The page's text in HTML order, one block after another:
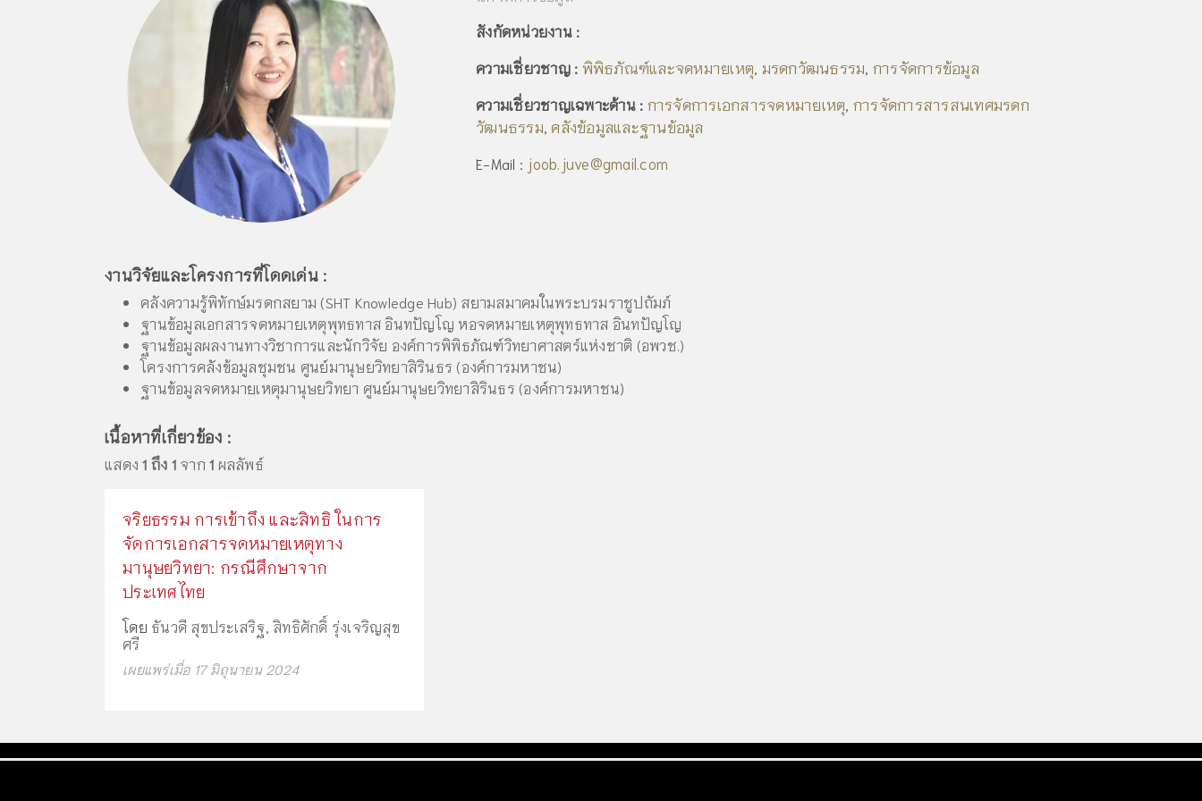
สังกัดหน่วยงาน :
ความเชี่ยวชาญ : พิพิธภัณฑ์และจดหมายเหตุ มรดกวัฒนธรรม การจัดการข้อมูล
ความเชี่ยวชาญเฉพาะด้าน : การจัดการเอกสารจดหมายเหตุ การจัดการสารสนเทศมรดก
วัฒนธรรม ,คลังข้อมูลและฐานข้อมูล
E-Mail : joob.juve@gmail.com
งานวิจัยและโครงการที่โดดเด่น :
คลังความรู้พิทักษ์มรดกสยาม (SHT Knowledge Hub) สยามสมาคมในพระบรมราชูปถัมภ์
ฐานข้อมูลเอกสารจดหมายเหตุพุทธทาส อินทปัญโญ หอจดหมายเหตุพุทธทาส อินทปัญโญ
ฐานข้อมูลผลงานทางวิชาการและนักวิจัย องค์การพิพิธภัณฑ์วิทยาศาสตร์แห่งชาติ (อพวช.)
โครงการคลังข้อมูลชุมชน ศูนย์มานุษยวิทยาสิรินธร (องค์การมหาชน)
ฐานข้อมูลจดหมายเหตุมานุษยวิทยา ศูนย์มานุษยวิทยาสิรินธร (องค์การมหาชน)
เนื้อหาที่เกี่ยวข้อง :
แสดง1 ถึง 1จาก1 ผลลัพธ์
จริยธรรม การเข้าถึง และสิทธิ ในการ
จัดการเอกสารจดหมายเหตุทาง
มานุษยวิทยา: กรณีศึกษาจาก
ประเทศไทย
โดย ธันวดี สุขประเสริฐ สิทธิศักดิ์ รุ่งเจริญสุข
ศรี
เผยแพร่เมื่อ 17 มิถุนายน 2024